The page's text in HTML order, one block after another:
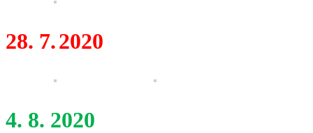
28. 7.2020
4. 8. 2020